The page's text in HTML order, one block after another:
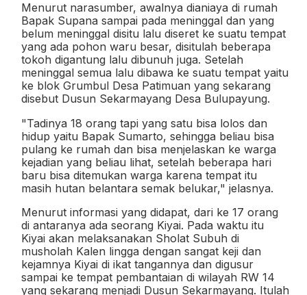
Menurut narasumber, awalnya dianiaya di rumah
Bapak Supana sampai pada meninggal dan yang
belum meninggal disitu lalu diseret ke suatu tempat
yang ada pohon waru besar, disitulah beberapa
tokoh digantung lalu dibunuh juga. Setelah
meninggal semua lalu dibawa ke suatu tempat yaitu
ke blok Grumbul Desa Patimuan yang sekarang
disebut Dusun Sekarmayang Desa Bulupayung.
"Tadinya 18 orang tapi yang satu bisa lolos dan
hidup yaitu Bapak Sumarto, sehingga beliau bisa
pulang ke rumah dan bisa menjelaskan ke warga
kejadian yang beliau lihat, setelah beberapa hari
baru bisa ditemukan warga karena tempat itu
masih hutan belantara semak belukar," jelasnya.
Menurut informasi yang didapat, dari ke 17 orang
di antaranya ada seorang Kiyai. Pada waktu itu
Kiyai akan melaksanakan Sholat Subuh di
musholah Kalen lingga dengan sangat keji dan
kejamnya Kiyai di ikat tangannya dan digusur
sampai ke tempat pembantaian di wilayah RW 14
yang sekarang menjadi Dusun Sekarmayang. Itulah